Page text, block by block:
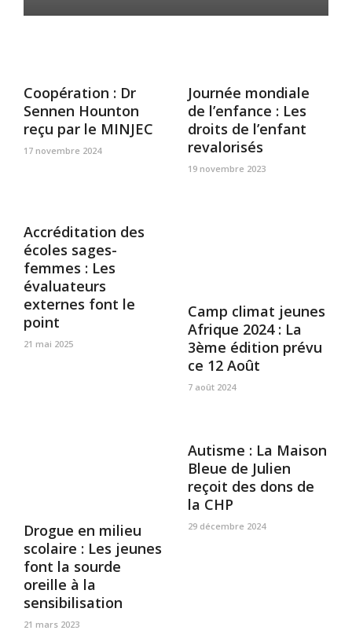
Coopération : Dr
Sennen Hounton
reçu par le MINJEC
17 novembre 2024
Journée mondiale
de l’enfance : Les
droits de l’enfant
revalorisés
19 novembre 2023
Accréditation des
écoles sages-
femmes : Les
évaluateurs
externes font le
point
21 mai 2025
Camp climat jeunes
Afrique 2024 : La
3ème édition prévu
ce 12 Août
7 août 2024
Drogue en milieu
scolaire : Les jeunes
font la sourde
oreille à la
sensibilisation
21 mars 2023
Autisme : La Maison
Bleue de Julien
reçoit des dons de
la CHP
29 décembre 2024